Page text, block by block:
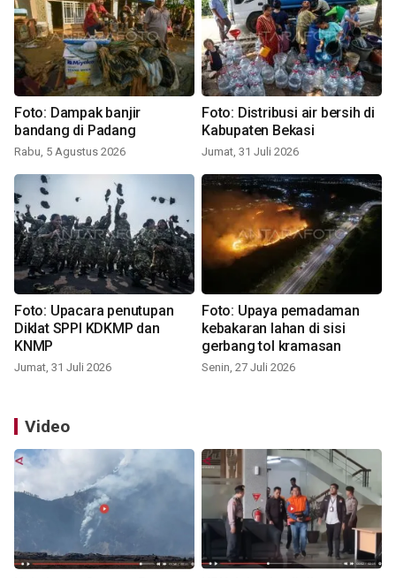
Foto: Dampak banjir
bandang di Padang
Rabu, 5 Agustus 2026
Foto: Distribusi air bersih di
Kabupaten Bekasi
Jumat, 31 Juli 2026
Foto: Upacara penutupan
Diklat SPPI KDKMP dan
KNMP
Jumat, 31 Juli 2026
Foto: Upaya pemadaman
kebakaran lahan di sisi
gerbang tol kramasan
Senin, 27 Juli 2026
Video